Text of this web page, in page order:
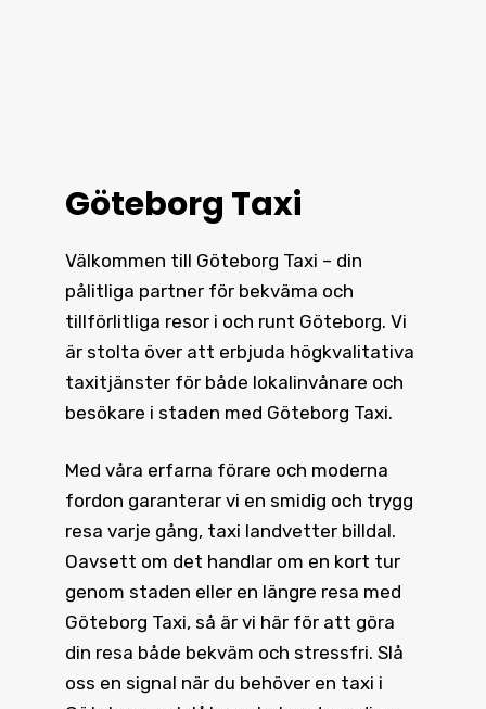
Göteborg Taxi
Välkommen till Göteborg Taxi – din
pålitliga partner för bekväma och
tillförlitliga resor i och runt Göteborg. Vi
är stolta över att erbjuda högkvalitativa
taxitjänster för både lokalinvånare och
besökare i staden med Göteborg Taxi.
Med våra erfarna förare och moderna
fordon garanterar vi en smidig och trygg
resa varje gång, taxi landvetter billdal.
Oavsett om det handlar om en kort tur
genom staden eller en längre resa med
Göteborg Taxi, så är vi här för att göra
din resa både bekväm och stressfri. Slå
oss en signal när du behöver en taxi i